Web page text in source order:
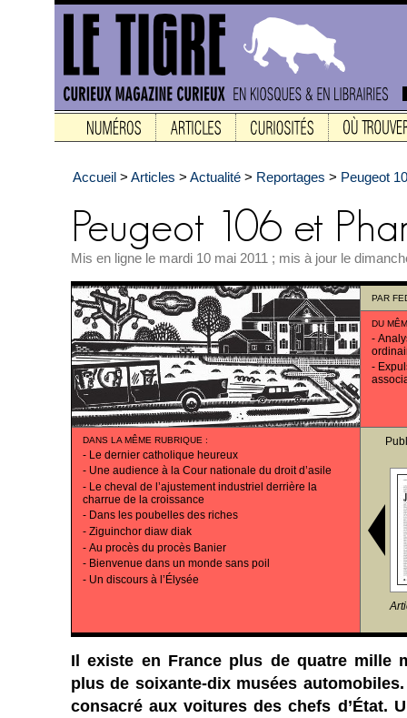
Accueil > Articles > Actualité > Reportages > Peugeot
Mis en ligne le mardi 10 mai 2011 ; mis à jour le
PAR
DU
-
-
DANS LA MÊME RUBRIQUE :
- Le dernier catholique heureux
- Une audience à la Cour nationale du droit d’asile
- Le cheval de l’ajustement industriel derrière la
charrue de la croissance
- Dans les poubelles des riches
- Ziguinchor diaw diak
- Au procès du procès Banier
- Bienvenue dans un monde sans poil
- Un discours à l’Élysée
Il existe en France plus de quatre mille
plus de soixante-dix musées
consacré aux voitures des chefs d’État.